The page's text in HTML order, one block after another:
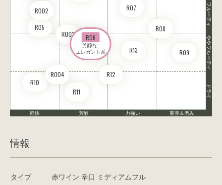
R05
R06
芳醇な
エレガント系
R07
R08
R09
R10
R11
R12
R13
RO02
RO03
RO04
フルーティ
ややフルーティ
ドライ
軽快 芳醇 力強い 重厚＆渋み
情報
タイプ
赤ワイン 辛口 ミディアムフル